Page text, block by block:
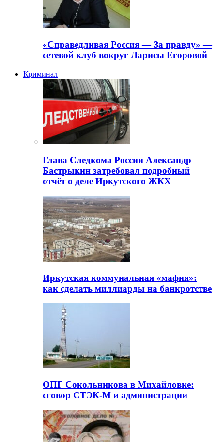
«Справедливая Россия — За правду» —
сетевой клуб вокруг Ларисы Егоровой
Криминал
Глава Следкома России Александр
Бастрыкин затребовал подробный
отчёт о деле Иркутского ЖКХ
Иркутская коммунальная «мафия»:
как сделать миллиарды на банкротстве
ОПГ Сокольникова в Михайловке:
сговор СТЭК-М и администрации